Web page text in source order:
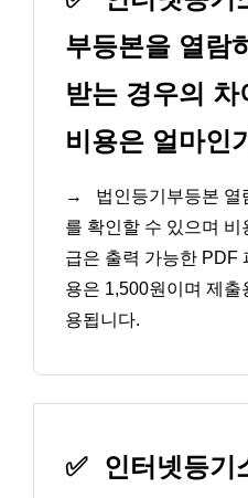
부등본을 열람
받는 경우의 차
비용은 얼마인
→
법인등기부등본 열
를 확인할 수 있으며
급은 출력 가능한 PDF
용은 1,500원이며 제
용됩니다.
✅
인터넷등기